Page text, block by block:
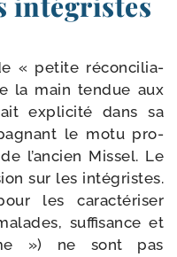
« petite récon­ci­lia­
la main ten­due aux
expli­ci­té dans sa
le motu pro­
l’ancien Missel. Le
sur les inté­gristes.
les carac­té­ri­ser
suf­fi­sance et
») ne sont pas